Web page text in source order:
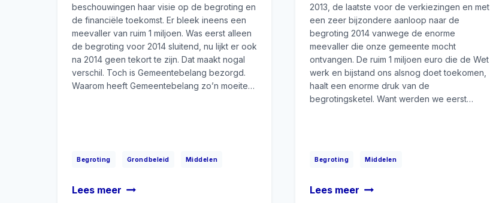
Begroting Grondbeleid Middelen
beschouwingen haar visie op de begroting en
de financiële toekomst. Er bleek ineens een
meevaller van ruim 1 miljoen. Was eerst alleen
de begroting voor 2014 sluitend, nu lijkt er ook
na 2014 geen tekort te zijn. Dat maakt nogal
verschil. Toch is Gemeentebelang bezorgd.
Waarom heeft Gemeentebelang zo’n moeite…
Lees meer Zorgen
Begroting Middelen
2013, de laatste voor de verkiezingen en met
een zeer bijzondere aanloop naar de
begroting 2014 vanwege de enorme
meevaller die onze gemeente mocht
ontvangen. De ruim 1 miljoen euro die de Wet
werk en bijstand ons alsnog doet toekomen,
haalt een enorme druk van de
begrotingsketel. Want werden we eerst…
Lees meer Algemene